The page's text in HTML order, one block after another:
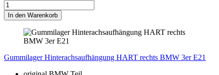
In den Warenkorb
Gummilager Hinterachsaufhängung HART rechts BMW 3er E21